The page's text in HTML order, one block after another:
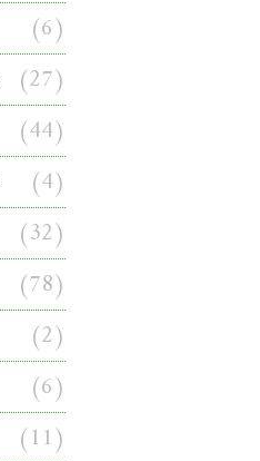
(6)
(27)
(44)
(4)
(32)
(78)
(2)
(6)
(11)